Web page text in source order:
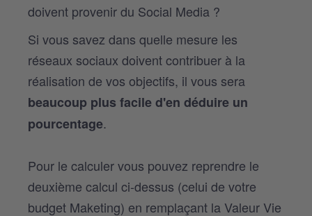
doivent provenir du Social Media ?
Si vous savez dans quelle mesure les
réseaux sociaux doivent contribuer à la
réalisation de vos objectifs, il vous sera
beaucoup plus facile d'en déduire un
pourcentage.
Pour le calculer vous pouvez reprendre le
deuxième calcul ci-dessus (celui de votre
budget Maketing) en remplaçant la Valeur Vie